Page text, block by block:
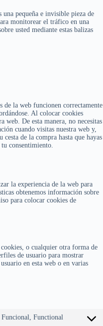
pequeña e invisible pieza de
monitorear el tráfico en una
usted mediante estas balizas
de la web funcionen correctamente
Al colocar cookies
web. De esta manera, no necesitas
cuando visitas nuestra web y,
de la compra hasta que hayas
tu consentimiento.
la experiencia de la web para
obtenemos información sobre
para colocar cookies de
o cualquier otra forma de
de usuario para mostrar
en esta web o en varias
Funcional, Functional
Consent